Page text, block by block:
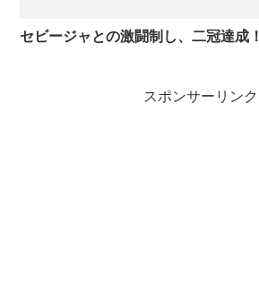
セビージャとの激闘制し、二冠達成！
スポンサーリンク